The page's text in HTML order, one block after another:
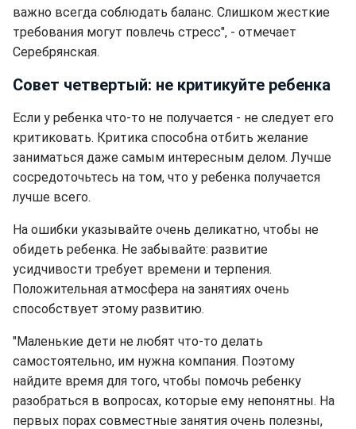
важно всегда соблюдать баланс. Слишком жесткие
требования могут повлечь стресс", - отмечает
Серебрянская.
Совет четвертый: не критикуйте ребенка
Если у ребенка что-то не получается - не следует его
критиковать. Критика способна отбить желание
заниматься даже самым интересным делом. Лучше
сосредоточьтесь на том, что у ребенка получается
лучше всего.
На ошибки указывайте очень деликатно, чтобы не
обидеть ребенка. Не забывайте: развитие
усидчивости требует времени и терпения.
Положительная атмосфера на занятиях очень
способствует этому развитию.
"Маленькие дети не любят что-то делать
самостоятельно, им нужна компания. Поэтому
найдите время для того, чтобы помочь ребенку
разобраться в вопросах, которые ему непонятны. На
первых порах совместные занятия очень полезны,